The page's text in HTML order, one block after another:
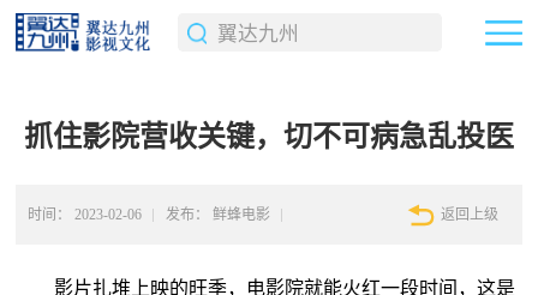
抓住影院营收关键，切不可病急乱投医
时间： 2023-02-06 发布： 鲜蜂电影 返回上级
影片扎堆上映的旺季，电影院就能火红一段时间，这是